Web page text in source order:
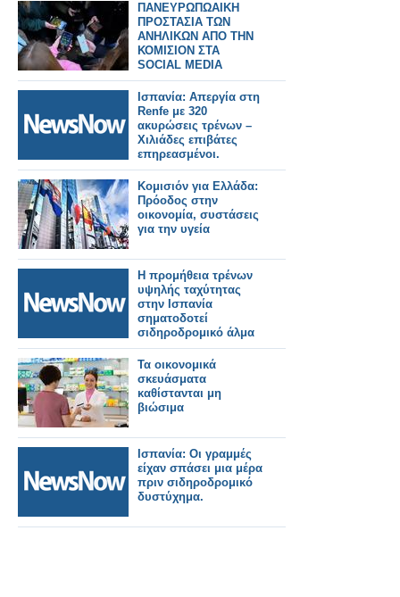
ΠΑΝΕΥΡΩΠΩΑΙΚΗ
ΠΡΟΣΤΑΣΙΑ ΤΩΝ
ΑΝΗΛΙΚΩΝ ΑΠΟ ΤΗΝ
ΚΟΜΙΣΙΟΝ ΣΤΑ
SOCIAL MEDIA
Ισπανία: Απεργία στη
Renfe με 320
ακυρώσεις τρένων –
Χιλιάδες επιβάτες
επηρεασμένοι.
Κομισιόν για Ελλάδα:
Πρόοδος στην
οικονομία, συστάσεις
για την υγεία
Η προμήθεια τρένων
υψηλής ταχύτητας
στην Ισπανία
σηματοδοτεί
σιδηροδρομικό άλμα
Τα οικονομικά
σκευάσματα
καθίστανται μη
βιώσιμα
Ισπανία: Οι γραμμές
είχαν σπάσει μια μέρα
πριν σιδηροδρομικό
δυστύχημα.